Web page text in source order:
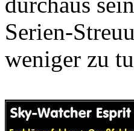
Serien-
weniger zu